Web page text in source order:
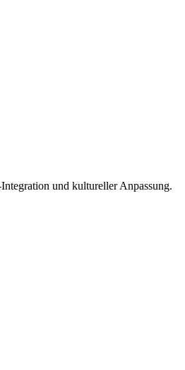
und kultureller Anpassung.